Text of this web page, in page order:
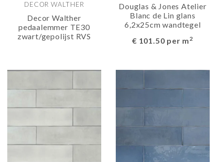
DECOR WALTHER
Decor Walther
pedaalemmer TE30
zwart/gepolijst RVS
Douglas & Jones Atelier
Blanc de Lin glans
6,2x25cm wandtegel
€ 101.50 per m2